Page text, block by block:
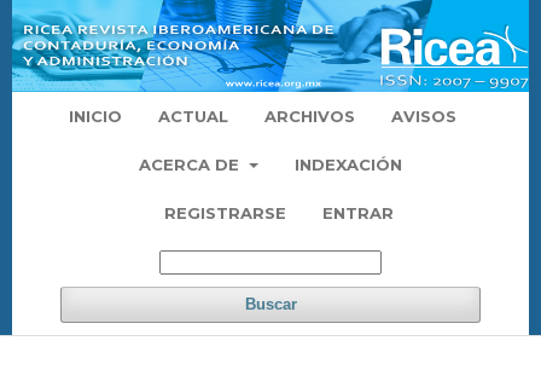
INICIO ACTUAL ARCHIVOS AVISOS
ACERCA DE INDEXACIÓN
REGISTRARSE ENTRAR
Buscar